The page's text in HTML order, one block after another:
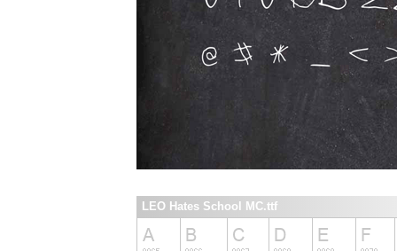
LEO Hates School MC.ttf